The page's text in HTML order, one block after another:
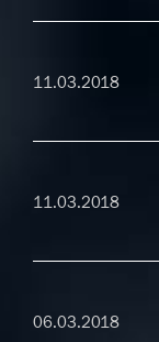
11.03.2018
11.03.2018
06.03.2018